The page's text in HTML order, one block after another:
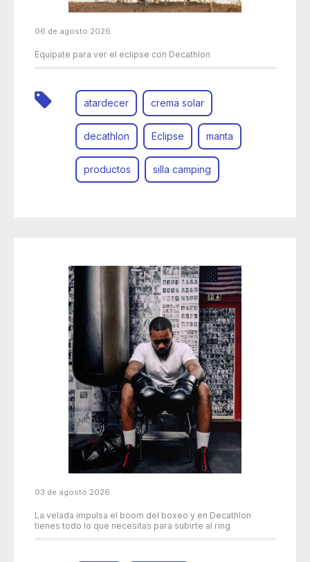
06 de agosto 2026
Equípate para ver el eclipse con Decathlon
atardecer crema solar
decathlon Eclipse manta
productos silla camping
03 de agosto 2026
La velada impulsa el boom del boxeo y en Decathlon
tienes todo lo que necesitas para subirte al ring